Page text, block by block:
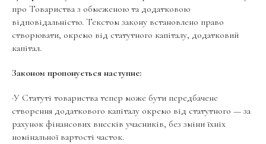
про Товариства з обмеженою та додатковою
відповідальністю. Текстом закону встановлено право
створювати, окремо від статутного капіталу, додатковий
капітал.
Законом пропонується наступне:
·У Статуті товариства тепер може бути передбачене
створення додаткового капіталу окремо від статутного — за
рахунок фінансових внесків учасників, без зміни їхніх
номінальної вартості часток.